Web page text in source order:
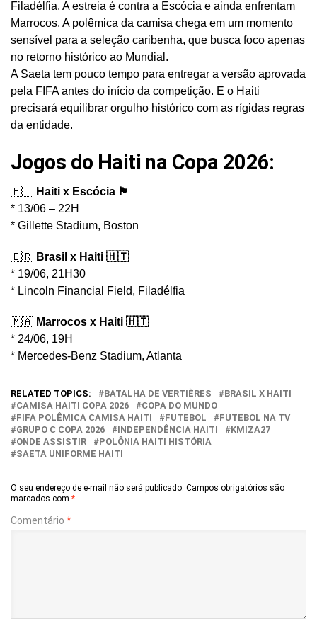
Filadélfia. A estreia é contra a Escócia e ainda enfrentam
Marrocos. A polêmica da camisa chega em um momento
sensível para a seleção caribenha, que busca foco apenas
no retorno histórico ao Mundial.
A Saeta tem pouco tempo para entregar a versão aprovada
pela FIFA antes do início da competição. E o Haiti
precisará equilibrar orgulho histórico com as rígidas regras
da entidade.
Jogos do Haiti na Copa 2026:
🇭🇹 Haiti x Escócia 🏴󠁧󠁢󠁳󠁣󠁴󠁿
* 13/06 – 22H
* Gillette Stadium, Boston
🇧🇷 Brasil x Haiti 🇭🇹
* 19/06, 21H30
* Lincoln Financial Field, Filadélfia
🇲🇦 Marrocos x Haiti 🇭🇹
* 24/06, 19H
* Mercedes-Benz Stadium, Atlanta
RELATED TOPICS: BATALHA DE VERTIÈRES
BRASIL X HAITI
CAMISA HAITI COPA 2026
COPA DO MUNDO
FIFA POLÊMICA CAMISA HAITI
FUTEBOL
FUTEBOL NA TV
GRUPO C COPA 2026
INDEPENDÊNCIA HAITI
KMIZA27
ONDE ASSISTIR
POLÔNIA HAITI HISTÓRIA
SAETA UNIFORME HAITI
O seu endereço de e-mail não será publicado. Campos obrigatórios são
marcados com *
Comentário *